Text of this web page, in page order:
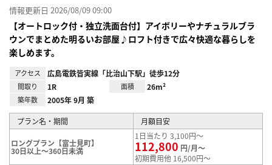
情報更新日 2026/08/09 09:00
【オートロック付・独立洗面台付】アイボリーやナチュラルブラ
ウンでまとめた明るいお部屋♪ロフト付きで広々快適な暮らしを
楽しめます。
アクセス 広島電鉄皆実線「比治山下駅」徒歩12分
間取り 1R 面積 26m²
築年数 2005年 9月 築
プラン名・期間 月額目安
ロングプラン【富士見町】
30日以上～360日未満
1日当たり 3,100円～
112,800 円/月～
初期費用他 16,500円～